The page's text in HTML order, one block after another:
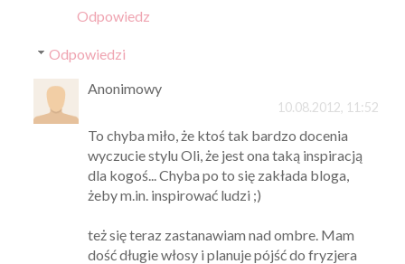
Odpowiedz
Odpowiedzi
Anonimowy
10.08.2012, 11:52
To chyba miło, że ktoś tak bardzo docenia
wyczucie stylu Oli, że jest ona taką inspiracją
dla kogoś... Chyba po to się zakłada bloga,
żeby m.in. inspirować ludzi ;)
też się teraz zastanawiam nad ombre. Mam
dość długie włosy i planuje pójść do fryzjera